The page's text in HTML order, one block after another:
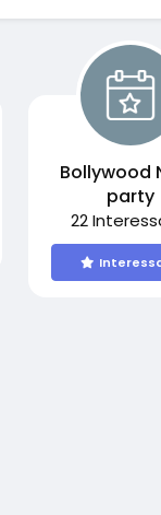
Bollywood
party
22